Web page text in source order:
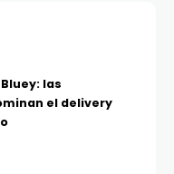
las
el delivery